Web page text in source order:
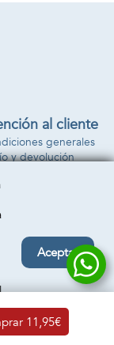
11,95€
al cliente
generales
y devolución
Aceptar